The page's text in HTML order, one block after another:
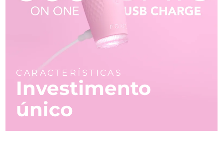
CARACTERÍSTICAS
Investimento
único